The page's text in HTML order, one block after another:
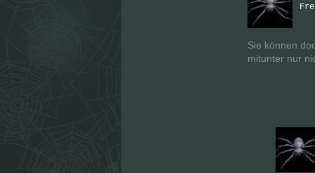
Sie können
mitunter nur